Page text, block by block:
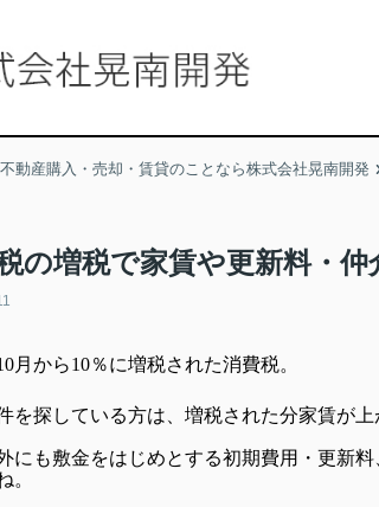
動産購入・売却・賃貸のことなら株式会社晃南開発
の増税で家賃や更新料・
月から10％に増税された消費税。
を探している方は、増税された分家賃が
にも敷金をはじめとする初期費用・更新
。